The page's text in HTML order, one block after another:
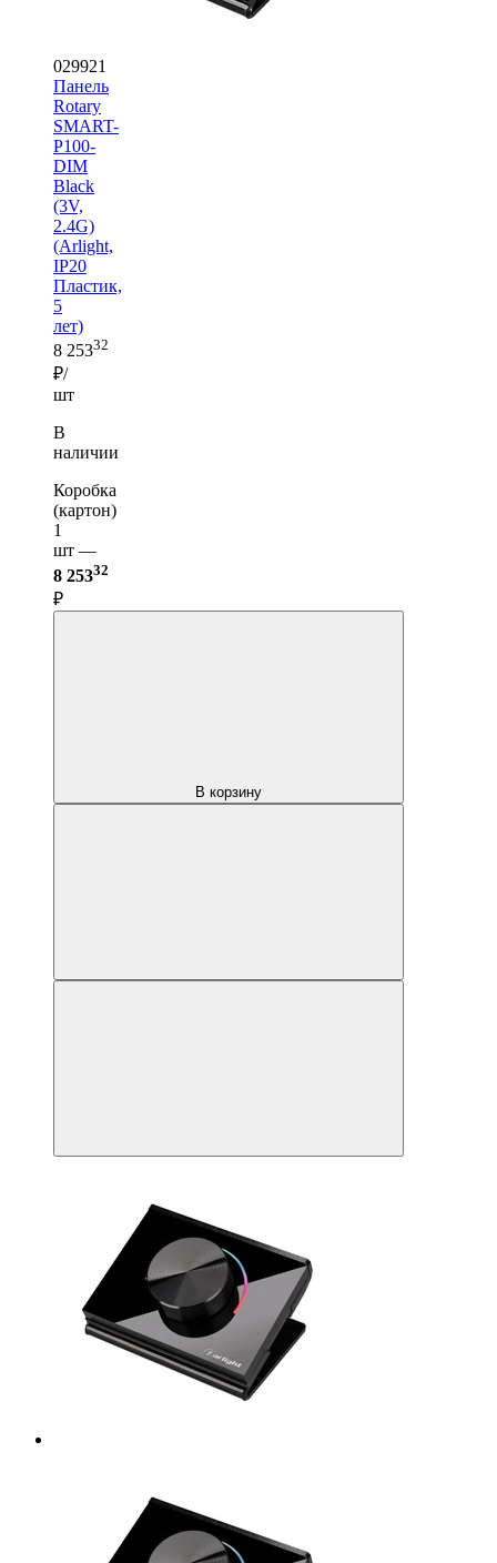
029921
Панель
Rotary
SMART-
P100-
DIM
Black
(3V,
2.4G)
(Arlight,
IP20
Пластик,
5
лет)
8 25332
₽/
шт
В
наличии
Коробка
(картон)
1
шт —
8 25332
₽
В корзину